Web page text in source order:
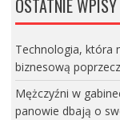
OSTATNIE WPISY
Technologia, która
biznesową
Mężczyźni w
panowie dbają o